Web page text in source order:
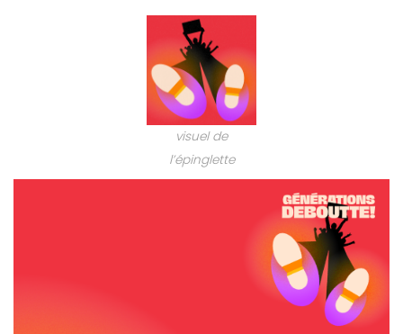
visuel de
l’épinglette